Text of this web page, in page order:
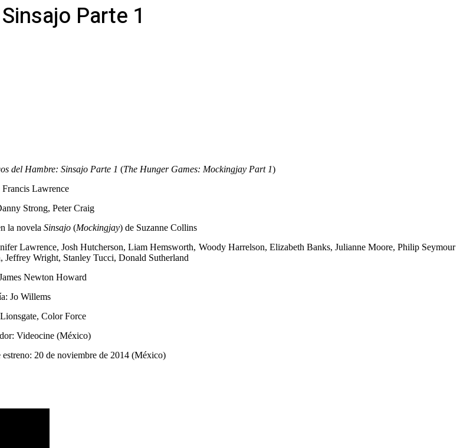
Parte 1
del Hambre: Sinsajo Parte 1 (The Hunger Games: Mockingjay Part 1)
Lawrence
Strong, Peter Craig
la novela Sinsajo (Mockingjay) de Suzanne Collins
Lawrence, Josh Hutcherson, Liam Hemsworth, Woody Harrelson, Elizabeth Banks, Julianne Moore, Philip Seymour
Jeffrey Wright, Stanley Tucci, Donald Sutherland
Newton Howard
Jo Willems
Color Force
Videocine (México)
estreno: 20 de noviembre de 2014 (México)